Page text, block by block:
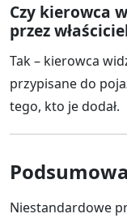
Czy kierowca
przez
Tak – kierowca
przypisane do
tego, kto je dodał.
Niestandardowe